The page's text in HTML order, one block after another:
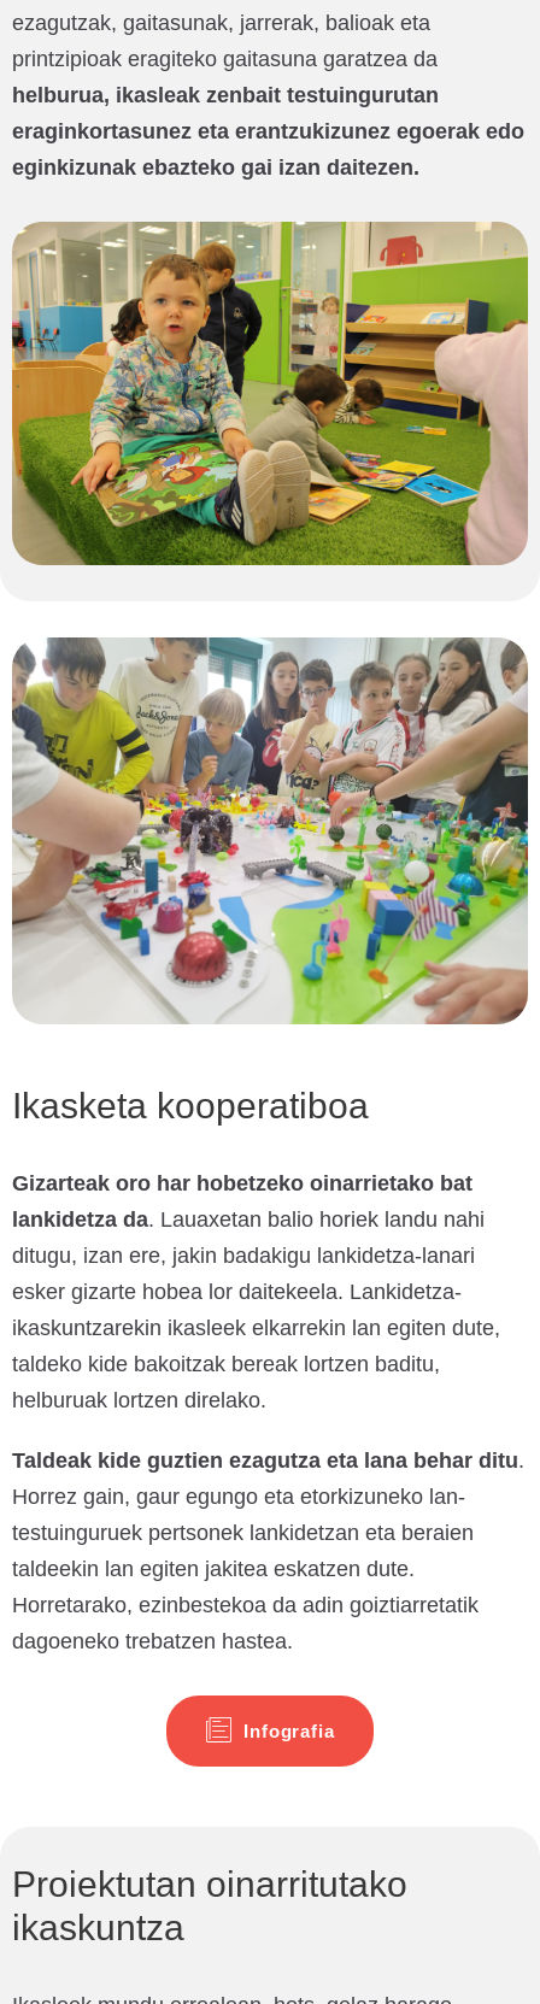
ezagutzak, gaitasunak, jarrerak, balioak eta
printzipioak eragiteko gaitasuna garatzea da
helburua, ikasleak zenbait testuingurutan
eraginkortasunez eta erantzukizunez egoerak edo
eginkizunak ebazteko gai izan daitezen.
Ikasketa kooperatiboa
Gizarteak oro har hobetzeko oinarrietako bat
lankidetza da. Lauaxetan balio horiek landu nahi
ditugu, izan ere, jakin badakigu lankidetza-lanari
esker gizarte hobea lor daitekeela. Lankidetza-
ikaskuntzarekin ikasleek elkarrekin lan egiten dute,
taldeko kide bakoitzak bereak lortzen baditu,
helburuak lortzen direlako.
Taldeak kide guztien ezagutza eta lana behar ditu.
Horrez gain, gaur egungo eta etorkizuneko lan-
testuinguruek pertsonek lankidetzan eta beraien
taldeekin lan egiten jakitea eskatzen dute.
Horretarako, ezinbestekoa da adin goiztiarretatik
dagoeneko trebatzen hastea.
Infografia
Proiektutan oinarritutako
ikaskuntza